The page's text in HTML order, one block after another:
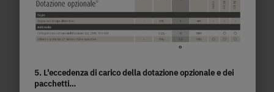
lunghezza
ammissibile
Seleziona il modello
5. L'eccedenza di carico della dotazione opzionale e dei
pacchetti…